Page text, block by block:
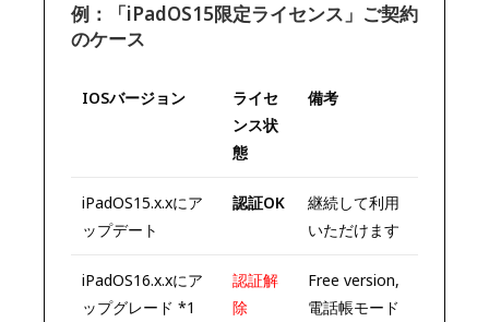
例：「iPadOS15限定ライセンス」ご契約
のケース
IOSバージョン
ライセ
ンス状
態
備考
iPadOS15.x.xにア
ップデート
認証OK
継続して利用
いただけます
iPadOS16.x.xにア
ップグレード *1
認証解
除
Free version,
電話帳モード